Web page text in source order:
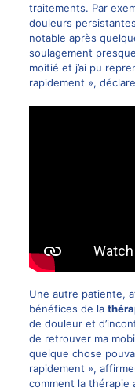
traitements. Par
douleurs
notable après
soulagement
moitié et j’ai pu
rapidement »,
Une autre patiente,
bénéfices de la
de douleur et
de retrouver ma
quelque chose
rapidement »,
comment la thérapie